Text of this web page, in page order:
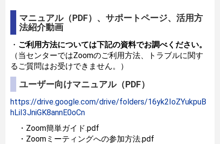
マニュアル（PDF）、サポートページ、活用方
法紹介動画
・ ご利用方法については下記の資料でお調べください。
（当センターではZoomのご利用方法、トラブルに関す
るご質問はお受けできません。）
ユーザー向けマニュアル（PDF）
https://drive.google.com/drive/folders/16yk2IoZYukpuB
hLiI3JniGK8annE0oCn
・Zoom簡単ガイド.pdf
・Zoomミーティングへの参加方法.pdf